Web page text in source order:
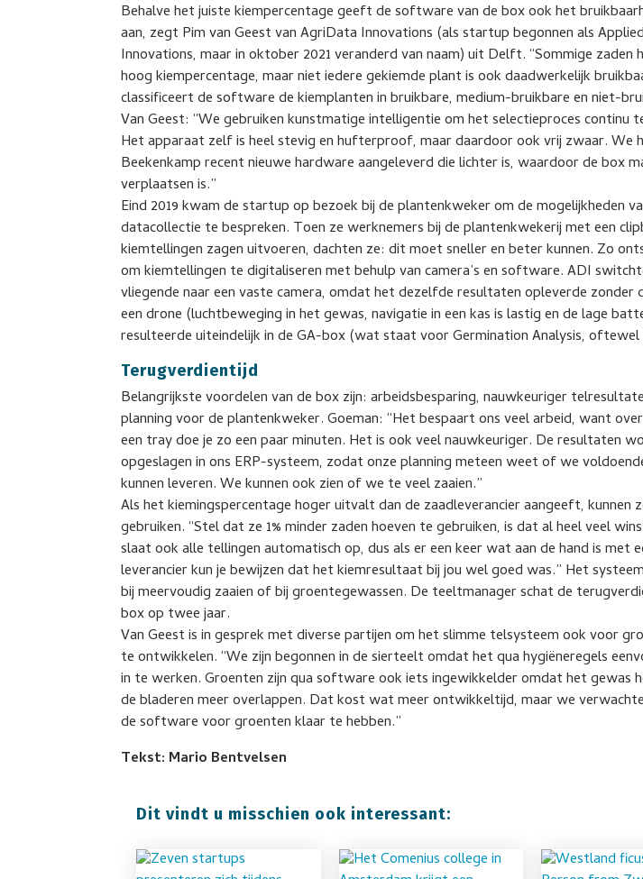
Behalve het juiste kiempercentage geeft de software van de box ook het
aan, zegt Pim van Geest van AgriData Innovations (als startup begonnen als
Innovations, maar in oktober 2021 veranderd van naam) uit Delft. “Sommige zaden
hoog kiempercentage, maar niet iedere gekiemde plant is ook daadwerkelijk
classificeert de software de kiemplanten in bruikbare, medium-bruikbare en niet-
Van Geest: “We gebruiken kunstmatige intelligentie om het selectieproces continu
Het apparaat zelf is heel stevig en hufterproof, maar daardoor ook vrij zwaar. We
Beekenkamp recent nieuwe hardware aangeleverd die lichter is, waardoor de box
verplaatsen is.”
Eind 2019 kwam de startup op bezoek bij de plantenkweker om de mogelijkheden
datacollectie te bespreken. Toen ze werknemers bij de plantenkwekerij met een
kiemtellingen zagen uitvoeren, dachten ze: dit moet sneller en beter kunnen. Zo
om kiemtellingen te digitaliseren met behulp van camera’s en software. ADI
vliegende naar een vaste camera, omdat het dezelfde resultaten opleverde zonder
een drone (luchtbeweging in het gewas, navigatie in een kas is lastig en de lage
resulteerde uiteindelijk in de GA-box (wat staat voor Germination Analysis, oftewel
Terugverdientijd
Belangrijkste voordelen van de box zijn: arbeidsbesparing, nauwkeuriger
planning voor de plantenkweker. Goeman: “Het bespaart ons veel arbeid, want
een tray doe je zo een paar minuten. Het is ook veel nauwkeuriger. De resultaten
opgeslagen in ons ERP-systeem, zodat onze planning meteen weet of we
kunnen leveren. We kunnen ook zien of we te veel zaaien.”
Als het kiemingspercentage hoger uitvalt dan de zaadleverancier aangeeft, kunnen
gebruiken. “Stel dat ze 1% minder zaden hoeven te gebruiken, is dat al heel veel
slaat ook alle tellingen automatisch op, dus als er een keer wat aan de hand is met
leverancier kun je bewijzen dat het kiemresultaat bij jou wel goed was.” Het
bij meervoudig zaaien of bij groentegewassen. De teeltmanager schat de
box op twee jaar.
Van Geest is in gesprek met diverse partijen om het slimme telsysteem ook voor
te ontwikkelen. “We zijn begonnen in de sierteelt omdat het qua hygiëneregels
in te werken. Groenten zijn qua software ook iets ingewikkelder omdat het gewas
de bladeren meer overlappen. Dat kost wat meer ontwikkeltijd, maar we
de software voor groenten klaar te hebben.”
Tekst: Mario Bentvelsen
Dit vindt u misschien ook interessant: